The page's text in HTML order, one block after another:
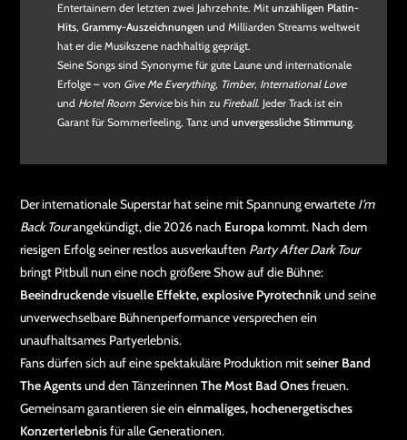
Entertainern der letzten zwei Jahrzehnte. Mit unzähligen Platin-
Hits, Grammy-Auszeichnungen und Milliarden Streams weltweit
hat er die Musikszene nachhaltig geprägt.
Seine Songs sind Synonyme für gute Laune und internationale
Erfolge – von Give Me Everything, Timber, International Love
und Hotel Room Servicebis hin zu Fireball. Jeder Track ist ein
Garant für Sommerfeeling, Tanz und unvergessliche Stimmung.
Der internationale Superstar hat seine mit Spannung erwartete I’m
Back Tourangekündigt, die 2026 nach Europakommt. Nach dem
riesigen Erfolg seiner restlos ausverkauften Party After Dark Tour
bringt Pitbull nun eine noch größere Show auf die Bühne:
Beeindruckende visuelle Effekte, explosive Pyrotechnikund seine
unverwechselbare Bühnenperformance versprechen ein
unaufhaltsames Partyerlebnis.
Fans dürfen sich auf eine spektakuläre Produktion mitseiner Band
The Agentsund den Tänzerinnen The Most Bad Onesfreuen.
Gemeinsam garantieren sie ein einmaliges, hochenergetisches
Konzerterlebnisfür alle Generationen.